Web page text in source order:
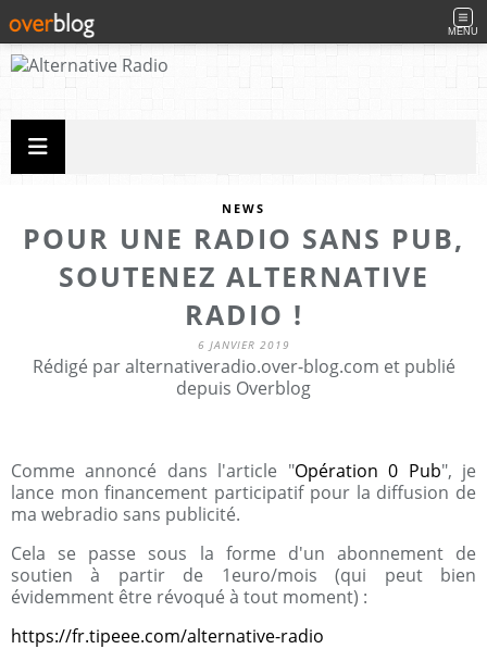
MENU
NEWS
POUR UNE RADIO SANS PUB,
SOUTENEZ ALTERNATIVE
RADIO !
6 JANVIER 2019
Rédigé par alternativeradio.over-blog.com et publié
depuis Overblog
Comme annoncé dans l'article "Opération 0 Pub", je
lance mon financement participatif pour la diffusion de
ma webradio sans publicité.
Cela se passe sous la forme d'un abonnement de
soutien à partir de 1euro/mois (qui peut bien
évidemment être révoqué à tout moment) :
https://fr.tipeee.com/alternative-radio